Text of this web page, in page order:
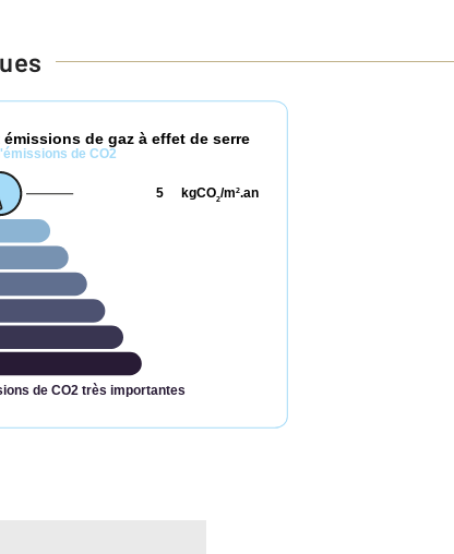
émissions de gaz à effet de serre
de CO2
de CO2 très importantes
kgCO2/m2.an
5